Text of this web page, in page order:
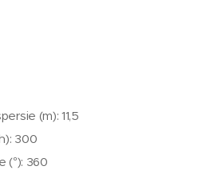
(m): 11,5
300
(°): 360